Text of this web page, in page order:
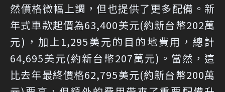
然價格微幅上調，但也提供了更多配備。新
年式車款起價為63,400美元(約新台幣202萬
元)，加上1,295美元的目的地費用，總計
64,695美元(約新台幣207萬元)。當然，這
比去年最終價格62,795美元(約新台幣200萬